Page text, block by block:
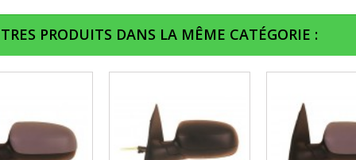
PRODUITS DANS LA MÊME CATÉGORIE :